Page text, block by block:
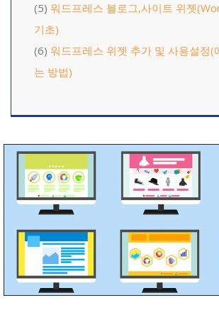
(5) 워드프레스 블로그,사이트 위젯
기초)
(6) 워드프레스 위젯 추가 및 사용설정(
는 방법)